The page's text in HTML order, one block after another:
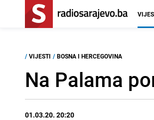
/ VIJESTI / BOSNA I HERCEGOVINA
Na Palama
01.03.20. 20:20